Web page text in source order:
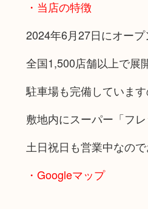
・当店の特徴
2024年6月27日にオー
全国1,500店舗以上で展
駐車場も完備していま
敷地内にスーパー「フ
土日祝日も営業中なの
・Googleマップ